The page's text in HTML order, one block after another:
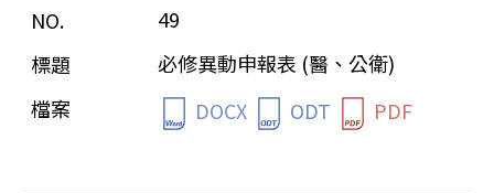
49
必修異動申報表 (醫、公衛)
DOCX
ODT PDF